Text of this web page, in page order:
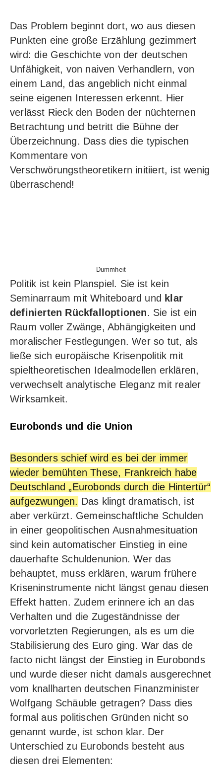
Das Problem beginnt dort, wo aus diesen
Punkten eine große Erzählung gezimmert
wird: die Geschichte von der deutschen
Unfähigkeit, von naiven Verhandlern, von
einem Land, das angeblich nicht einmal
seine eigenen Interessen erkennt. Hier
verlässt Rieck den Boden der nüchternen
Betrachtung und betritt die Bühne der
Überzeichnung. Dass dies die typischen
Kommentare von
Verschwörungstheoretikern initiiert, ist wenig
überraschend!
Dummheit
Politik ist kein Planspiel. Sie ist kein
Seminarraum mit Whiteboard und klar
definierten Rückfalloptionen. Sie ist ein
Raum voller Zwänge, Abhängigkeiten und
moralischer Festlegungen. Wer so tut, als
ließe sich europäische Krisenpolitik mit
spieltheoretischen Idealmodellen erklären,
verwechselt analytische Eleganz mit realer
Wirksamkeit.
Eurobonds und die Union
Besonders schief wird es bei der immer
wieder bemühten These, Frankreich habe
Deutschland „Eurobonds durch die Hintertür“
aufgezwungen. Das klingt dramatisch, ist
aber verkürzt. Gemeinschaftliche Schulden
in einer geopolitischen Ausnahmesituation
sind kein automatischer Einstieg in eine
dauerhafte Schuldenunion. Wer das
behauptet, muss erklären, warum frühere
Kriseninstrumente nicht längst genau diesen
Effekt hatten. Zudem erinnere ich an das
Verhalten und die Zugeständnisse der
vorvorletzten Regierungen, als es um die
Stabilisierung des Euro ging. War das de
facto nicht längst der Einstieg in Eurobonds
und wurde dieser nicht damals ausgerechnet
vom knallharten deutschen Finanzminister
Wolfgang Schäuble getragen? Dass dies
formal aus politischen Gründen nicht so
genannt wurde, ist schon klar. Der
Unterschied zu Eurobonds besteht aus
diesen drei Elementen: